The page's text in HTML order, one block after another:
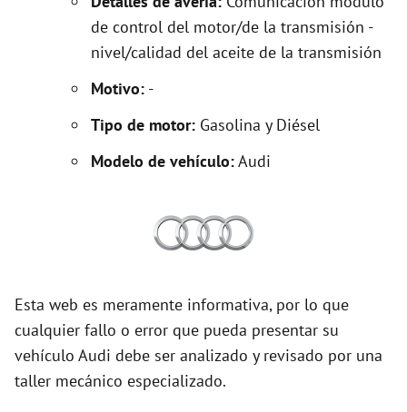
de control del motor/de la transmisión -
nivel/calidad del aceite de la transmisión
Motivo: -
Tipo de motor: Gasolina y Diésel
Modelo de vehículo:Audi
Esta web es meramente informativa, por lo que
cualquier fallo o error que pueda presentar su
vehículo Audi debe ser analizado y revisado por una
taller mecánico especializado.